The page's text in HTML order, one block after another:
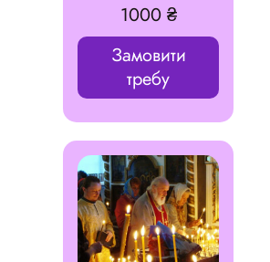
1000 ₴
Замовити
требу